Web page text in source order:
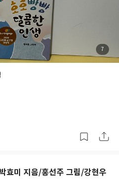
고 성실히 이행하는 우리 호랑이.
수 있을까? 호랑이의 호빵이야
한 겨울을 지내길 바라본다! #호
뷰
첨
부
사
7
효미 지음/홍선주 그림/강현우